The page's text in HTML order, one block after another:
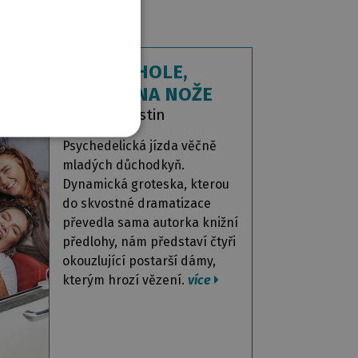
JEDNOU HOLE,
JEDNOU NA NOŽE
Anita Augustin
Psychedelická jízda věčně
mladých důchodkyň.
Dynamická groteska, kterou
do skvostné dramatizace
převedla sama autorka knižní
předlohy, nám představí čtyři
okouzlující postarší dámy,
kterým hrozí vězení. více